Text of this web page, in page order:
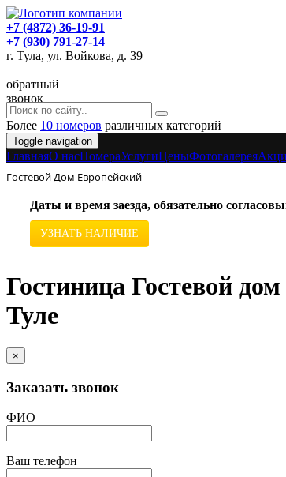
+7 (4872) 36-19-91
+7 (930) 791-27-14
г. Тула, ул. Войкова, д. 39
обратный
звонок
Более 10 номеров различных категорий
Toggle navigation
ГлавнаяO насНомераУслугиЦеныФотогалерея
Гостевой Дом Европейский
Даты и время заезда, обязательно
УЗНАТЬ НАЛИЧИЕ
Гостиница Гостевой
Туле
×
Заказать звонок
ФИО
Ваш телефон